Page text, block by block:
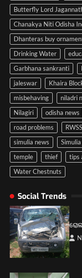
Butterfly Lord
Chanakya Niti Odisha
Dhanteras buy
Drinking Water
Garbhana sankranti
jaleswar
Khaira
misbehaving
niladri
Nilagiri
odisha news
road problems
RWSS
simulia news
temple
thief tips
Water Chestnuts
Social Trends
2
3